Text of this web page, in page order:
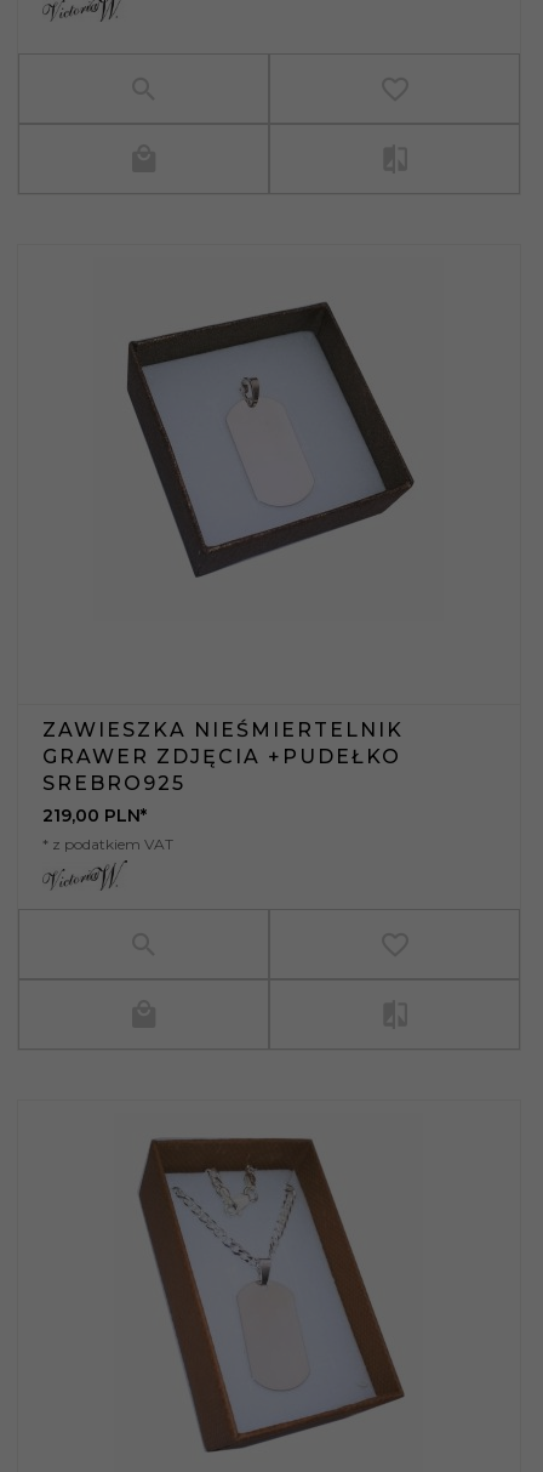
ZAWIESZKA NIEŚMIERTELNIK
GRAWER ZDJĘCIA +PUDEŁKO
SREBRO925
219,00 PLN*
* z podatkiem VAT